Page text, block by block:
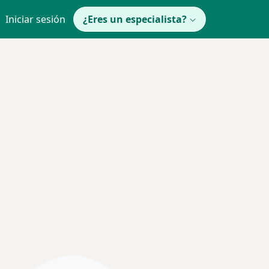
Iniciar sesión ¿Eres un especialista?